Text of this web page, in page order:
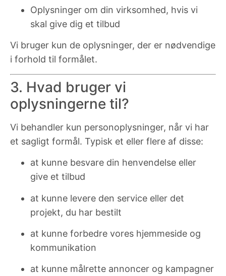
Oplysninger om din virksomhed, hvis vi
skal give dig et tilbud
Vi bruger kun de oplysninger, der er nødvendige
i forhold til formålet.
3. Hvad bruger vi
oplysningerne til?
Vi behandler kun personoplysninger, når vi har
et sagligt formål. Typisk et eller flere af disse:
at kunne besvare din henvendelse eller
give et tilbud
at kunne levere den service eller det
projekt, du har bestilt
at kunne forbedre vores hjemmeside og
kommunikation
at kunne målrette annoncer og kampagner